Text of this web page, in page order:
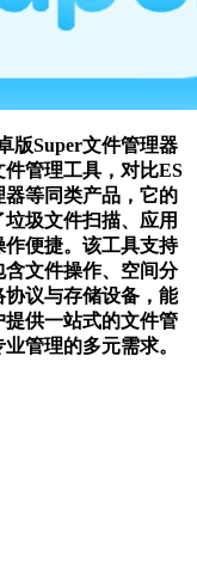
版Super文件管理器
管理工具，对比ES
等同类产品，它的
圾文件扫描、应用
便捷。该工具支持
文件操作、空间分
议与存储设备，能
供一站式的文件管
管理的多元需求。